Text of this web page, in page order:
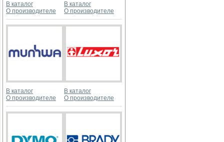
В каталог
О производителе
В каталог
О производителе
В каталог
О производителе
В каталог
О производителе